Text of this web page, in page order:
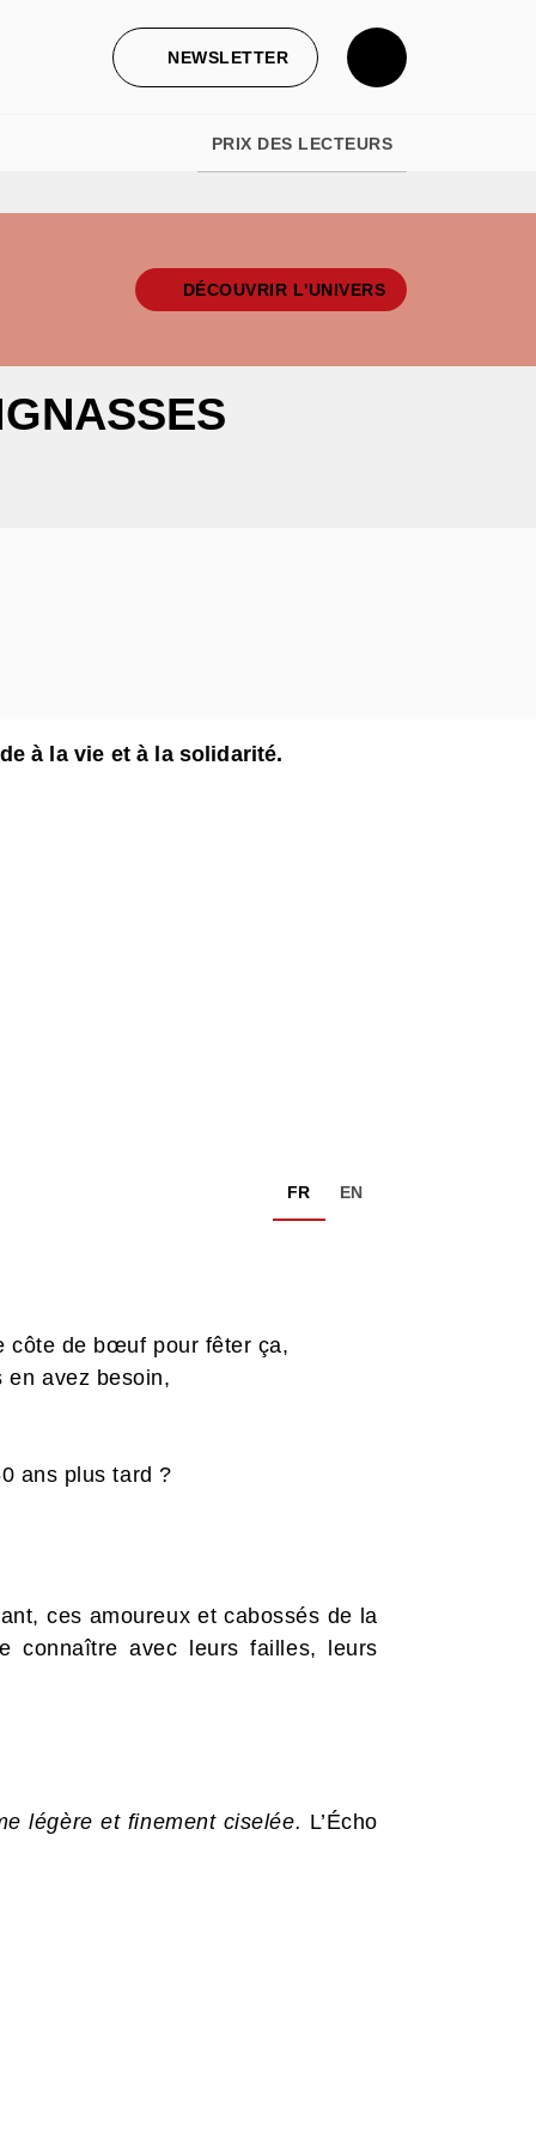
NEWSLETTER
PRIX DES LECTEURS
DÉCOUVRIR L'UNIVERS
à la vie et à la solidarité.
FR EN
côte de bœuf pour fêter ça,
en avez besoin,
ans plus tard ?
ces amoureux et cabossés de la
connaître avec leurs failles, leurs
légère et finement ciselée. L’Écho